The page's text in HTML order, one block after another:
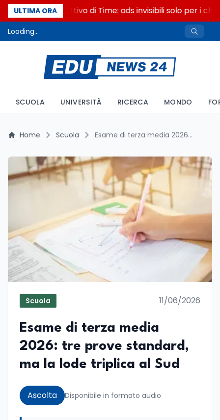
ULTIMA ORA
Il cloaking selettivo di Time: ads invisibili solo per i
Loading...
SCUOLA UNIVERSITÀ RICERCA MONDO
Home Scuola Esame di terza media 2026: tre prove standard, ma la lode triplica al Sud
Scuola 11/06/2026
Esame di terza media
2026: tre prove standard,
ma la lode triplica al Sud
Ascolta Disponibile in formato audio